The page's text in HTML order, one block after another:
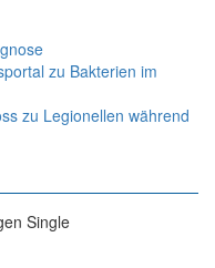
zu Bakterien im
zu Legionellen während
Single